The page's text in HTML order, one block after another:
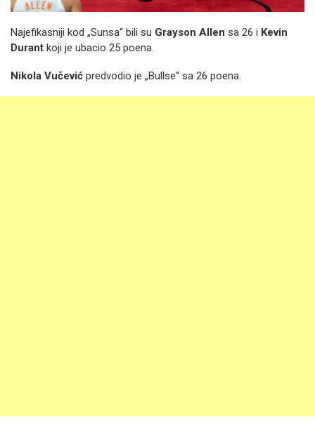
Najefikasniji kod „Sunsa“ bili su Grayson Allen sa 26 i Kevin
Durant koji je ubacio 25 poena.
Nikola Vučević predvodio je „Bullse“ sa 26 poena.